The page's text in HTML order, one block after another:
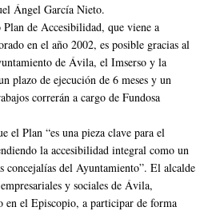
Ángel García Nieto.
de Accesibilidad, que viene a
en el año 2002, es posible gracias al
de Ávila, el Imserso y la
plazo de ejecución de 6 meses y un
correrán a cargo de Fundosa
el Plan “es una pieza clave para el
la accesibilidad integral como un
concejalías del Ayuntamiento”. El alcalde
y sociales de Ávila,
en el Episcopio, a participar de forma